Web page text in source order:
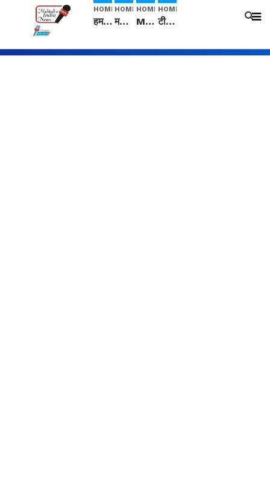
HOME
हम सनातनी..." सांसद kangana Ranaut से क्या बोली लड़की? Viral Jantar-Mantar | CJP protest
HOME
मनीषा हत्याकांड: हत्या, आत्महत्या या कोई बड़ा राज? | Full Story | Josh Haryana
HOME
Mangalsutra: हिंदू धर्म में शादी के बाद मंगलसूत्र क्यों पहनती है महिलाएं, किसने शुरु की ये परंपरा
HOME
टीम बीकेई ने एग्रीकल्चर ग्रेड की यूरिया खाद गट्टों में बदलकर टेक्निकल ग्रेड में बेचने वालों पर करवाई कार्रवाई: लखविंदर सिंह औलख